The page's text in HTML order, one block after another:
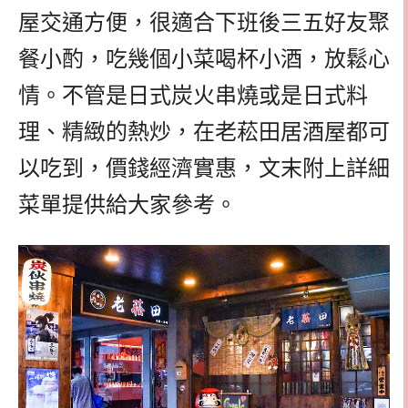
屋交通方便，很適合下班後三五好友聚
餐小酌，吃幾個小菜喝杯小酒，放鬆心
情。不管是日式炭火串燒或是日式料
理、精緻的熱炒，在老菘田居酒屋都可
以吃到，價錢經濟實惠，文末附上詳細
菜單提供給大家參考。